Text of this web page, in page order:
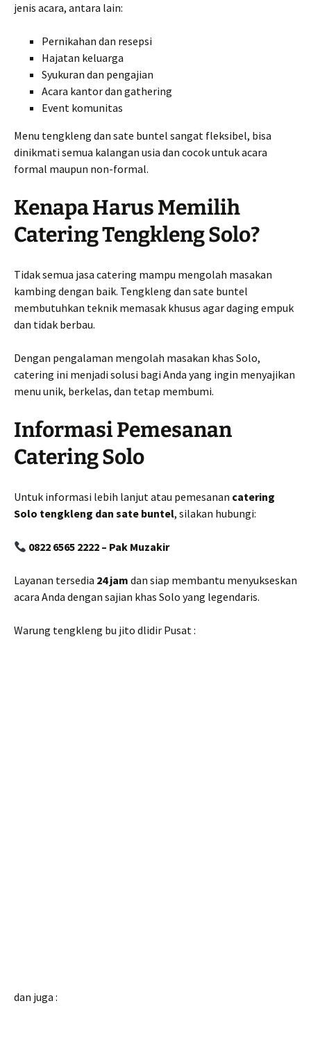
jenis acara, antara lain:
Pernikahan dan resepsi
Hajatan keluarga
Syukuran dan pengajian
Acara kantor dan gathering
Event komunitas
Menu tengkleng dan sate buntel sangat fleksibel, bisa
dinikmati semua kalangan usia dan cocok untuk acara
formal maupun non-formal.
Kenapa Harus Memilih
Catering Tengkleng Solo?
Tidak semua jasa catering mampu mengolah masakan
kambing dengan baik. Tengkleng dan sate buntel
membutuhkan teknik memasak khusus agar daging empuk
dan tidak berbau.
Dengan pengalaman mengolah masakan khas Solo,
catering ini menjadi solusi bagi Anda yang ingin menyajikan
menu unik, berkelas, dan tetap membumi.
Informasi Pemesanan
Catering Solo
Untuk informasi lebih lanjut atau pemesanan catering
Solo tengkleng dan sate buntel, silakan hubungi:
0822 6565 2222 – Pak Muzakir
Layanan tersedia 24 jam dan siap membantu menyukseskan
acara Anda dengan sajian khas Solo yang legendaris.
Warung tengkleng bu jito dlidir Pusat :
dan juga :